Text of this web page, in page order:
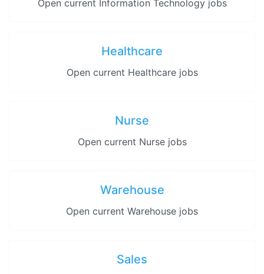
Open current Information Technology jobs
Healthcare
Open current Healthcare jobs
Nurse
Open current Nurse jobs
Warehouse
Open current Warehouse jobs
Sales